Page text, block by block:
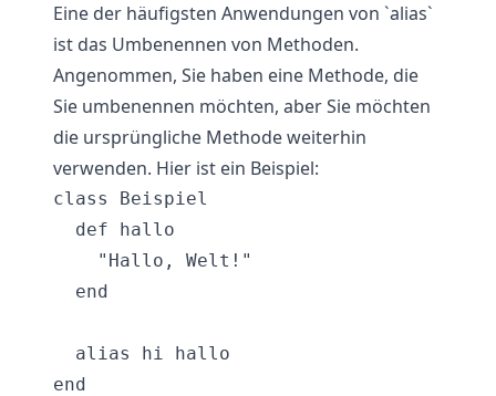
Eine der häufigsten Anwendungen von `alias`
ist das Umbenennen von Methoden.
Angenommen, Sie haben eine Methode, die
Sie umbenennen möchten, aber Sie möchten
die ursprüngliche Methode weiterhin
verwenden. Hier ist ein Beispiel:
class Beispiel
  def hallo
    "Hallo, Welt!"
  end
  alias hi hallo
end